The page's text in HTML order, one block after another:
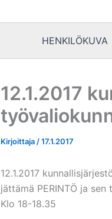
HENKILÖKUVA
12.1.2017
Kirjoittaja /17.1.2017
12.1.2017
jättämä PERINTÖ ja
Klo 18-18.35